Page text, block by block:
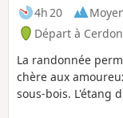
4h 20
Départ à
La randonnée
chère aux
sous-bois. L'étang